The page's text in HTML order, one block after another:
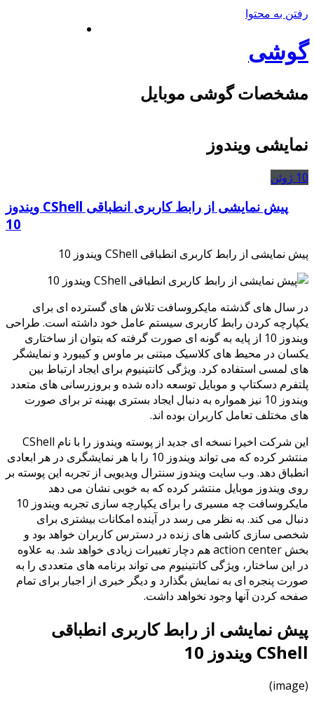
رفتن به محتوا
گوشی
مشخصات گوشی موبایل
نمایشی ویندوز
10 ژوئن
پیش نمایشی از رابط کاربری انطباقی CShell ویندوز
10
پیش نمایشی از رابط کاربری انطباقی CShell ویندوز 10
در سال های گذشته مایکروسافت تلاش های گسترده ای برای
یکپارچه کردن رابط کاربری سیستم عامل خود داشته است. طراحی
ویندوز 10 از پایه به گونه ای صورت گرفته که بتوان از ساختاری
یکسان در محیط های کلاسیک مبتنی بر ماوس و کیبورد و نمایشگر
های لمسی استفاده کرد. ویژگی کانتینیوم برای ایجاد ارتباط بین
پلتفرم دسکتاپ و موبایل توسعه داده شده و بروزرسانی های متعدد
ویندوز 10 نیز همواره به دنبال ایجاد بستری بهینه تر برای صورت
های مختلف تعامل کاربران بوده اند.
این شرکت اخیرا نسخه ای جدید از پوسته ویندوز را با نام CShell
منتشر کرده که می تواند ویندوز 10 را با هر نمایشگری در هر ابعادی
انطباق دهد. وب سایت ویندوز سنترال ویدیویی از تجربه این پوسته بر
روی ویندوز موبایل منتشر کرده که به خوبی نشان می دهد
مایکروسافت چه مسیری را برای یکپارچه سازی تجربه ویندوز 10
دنبال می کند. به نظر می رسد در آینده امکانات بیشتری برای
شخصی سازی کاشی های زنده در دسترس کاربران خواهد بود و
بخش action center هم دچار تغییرات زیادی خواهد شد. به علاوه
در این ساختار، ویژگی کانتینیوم می تواند برنامه های متعددی را به
صورت پنجره ای به نمایش بگذارد و دیگر خبری از اجبار برای تمام
صفحه کردن آنها وجود نخواهد داشت.
پیش نمایشی از رابط کاربری انطباقی
CShell ویندوز 10
(image)